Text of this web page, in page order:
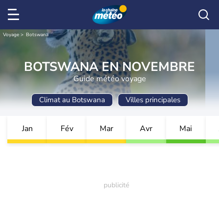
Voyage Botswana
BOTSWANA EN NOVEMBRE
Guide météo voyage
Climat au Botswana Villes principales
Jan Fév Mar Avr Mai